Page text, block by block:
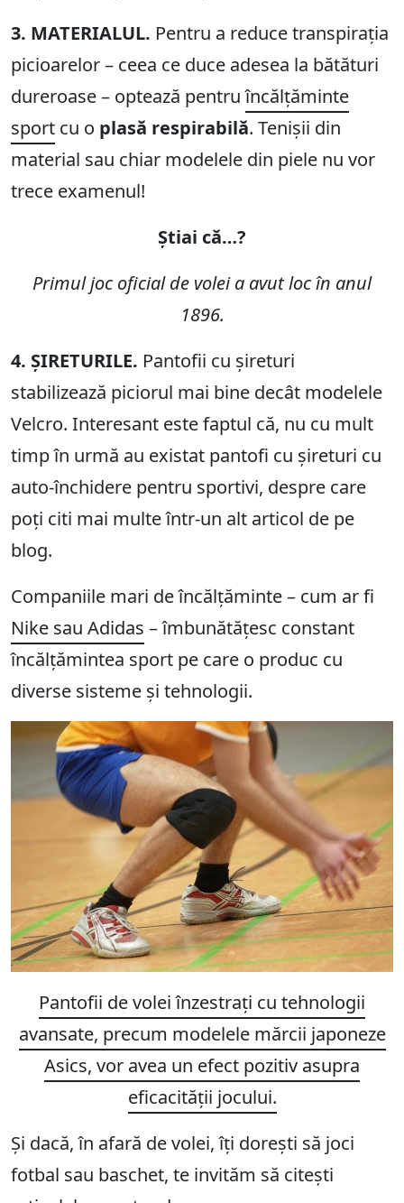
3. MATERIALUL. Pentru a reduce transpirația
picioarelor – ceea ce duce adesea la bătături
dureroase – optează pentruîncălțăminte
sport cu o plasă respirabilă. Tenișii din
material sau chiar modelele din piele nu vor
trece examenul!
Știai că…?
Primul joc oficial de volei a avut loc în anul
1896.
4. ȘIRETURILE. Pantofii cu șireturi
stabilizează piciorul mai bine decât modelele
Velcro. Interesant este faptul că, nu cu mult
timp în urmă au existat pantofi cu șireturi cu
auto-închidere pentru sportivi, despre care
poți citi mai multe într-un alt articol de pe
blog.
Companiile mari de încălțăminte – cum ar fi
Nike sau Adidas – îmbunătățesc constant
încălțămintea sport pe care o produc cu
diverse sisteme și tehnologii.
Pantofii de volei înzestrați cu tehnologii
avansate, precum modelele mărcii japoneze
Asics, vor avea un efect pozitiv asupra
eficacității jocului.
Și dacă, în afară de volei, îți dorești să joci
fotbal sau baschet, te invităm să citești